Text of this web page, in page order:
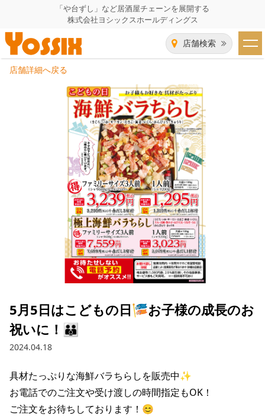
「や台ずし」など居酒屋チェーンを展開する
株式会社ヨシックスホールディングス
店舗検索
HOME
企業情報トップ
代表者あいさつ
グループ会社
会社概要
所在地
飲食事業紹介
飲食事業紹介トップ
や台ずし
ニパチ
これや
焼とりてっぱん
ひとくち餃子の頂
せんと
IR（株主・投資家）情報
IR情報トップ
会長メッセージ
コーポレートガバナンス
財務情報
業績推移
財政状況
株式情報
IRライブラリ
採用情報
採用情報トップ
パート・アルバイト
店舗物件・店舗施工管理業者の募集
お問い合わせ
お問い合わせトップ
ご意見・アンケート（ご来店の方）
このサイトについて
プライバシーポリシー
リンク集
店舗詳細へ戻る
5月5日はこどもの日🎏お子様の成長のお
祝いに！👪
2024.04.18
具材たっぷりな海鮮バラちらしを販売中✨
お電話でのご注文や受け渡しの時間指定もOK！
ご注文をお待ちしております！😊